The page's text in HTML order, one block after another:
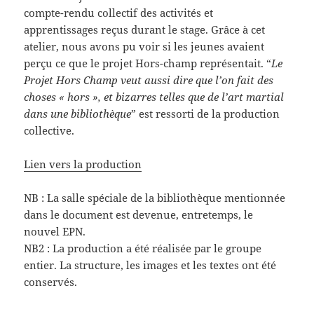
compte-rendu collectif des activités et
apprentissages reçus durant le stage. Grâce à cet
atelier, nous avons pu voir si les jeunes avaient
perçu ce que le projet Hors-champ représentait. “Le
Projet Hors Champ veut aussi dire que l’on fait des
choses « hors », et bizarres telles que de l’art martial
dans une bibliothèque” est ressorti de la production
collective.
Lien vers la production
NB : La salle spéciale de la bibliothèque mentionnée
dans le document est devenue, entretemps, le
nouvel EPN.
NB2 : La production a été réalisée par le groupe
entier. La structure, les images et les textes ont été
conservés.